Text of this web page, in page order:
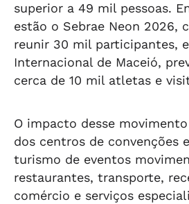
superior a 49 mil pessoas.
estão o Sebrae Neon 2026,
reunir 30 mil participantes, e
Internacional de Maceió,
cerca de 10 mil atletas e
O impacto desse
dos centros de convenções
turismo de eventos
restaurantes, transporte,
comércio e serviços